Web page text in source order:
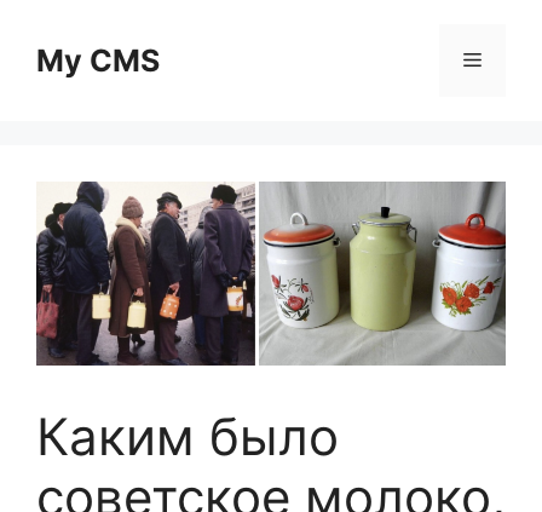
contentMy CMS Menu
Каким было
советское молоко,